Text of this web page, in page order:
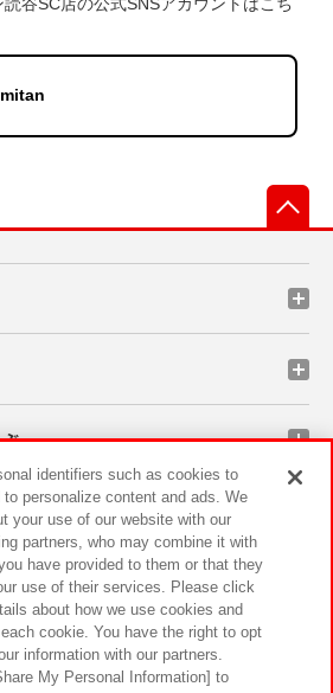
ーン
ステナビリティ サイトポリシー
ウェブアクセシビリティ方針と検証結果
identifiers such as cookies to
personalize content and ads. We
your use of our website with our
partners, who may combine it with
have provided to them or that they
use of their services. Please click
about how we use cookies and
cookie. You have the right to opt
information with our partners.
My Personal Information] to